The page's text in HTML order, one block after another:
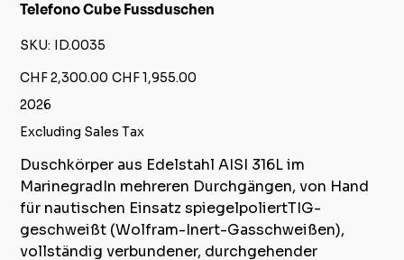
Telefono Cube Fussduschen
SKU: SKU
ID.0035
ID.0035
Original
price
CHF 2,300.00
Sale
price
CHF 1,955.00
2026
Excluding Sales Tax
Duschkörper aus Edelstahl AISI 316L im
MarinegradIn mehreren Durchgängen, von Hand
für nautischen Einsatz spiegelpoliertTIG-
geschweißt (Wolfram-Inert-Gasschweißen),
vollständig verbundener, durchgehender